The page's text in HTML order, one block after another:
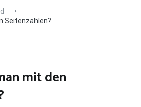
Seitenzahlen?
mit den